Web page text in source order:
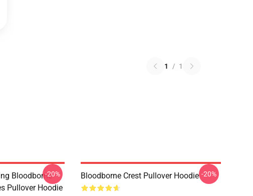
1 / 1
Bloodborne
Pullover Hoodie
-20% Bloodborne Crest Pullover Hoodie -20%